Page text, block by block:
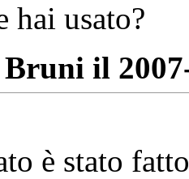
hai usato?
il
è stato